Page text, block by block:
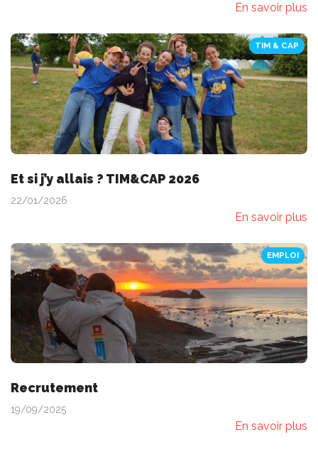
En savoir plus
TIM & CAP
Et si j’y allais ? TIM&CAP 2026
22/01/2026
En savoir plus
EMPLOI
Recrutement
19/09/2025
En savoir plus